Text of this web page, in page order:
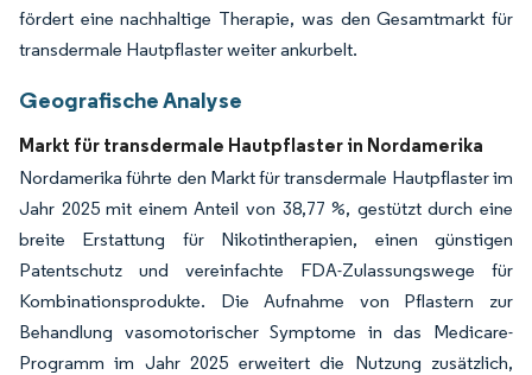
fördert eine nachhaltige Therapie, was den Gesamtmarkt für
transdermale Hautpflaster weiter ankurbelt.
Geografische Analyse
Markt für transdermale Hautpflaster in Nordamerika
Nordamerika führte den Markt für transdermale Hautpflaster im
Jahr 2025 mit einem Anteil von 38,77 %, gestützt durch eine
breite Erstattung für Nikotintherapien, einen günstigen
Patentschutz und vereinfachte FDA-Zulassungswege für
Kombinationsprodukte. Die Aufnahme von Pflastern zur
Behandlung vasomotorischer Symptome in das Medicare-
Programm im Jahr 2025 erweitert die Nutzung zusätzlich,